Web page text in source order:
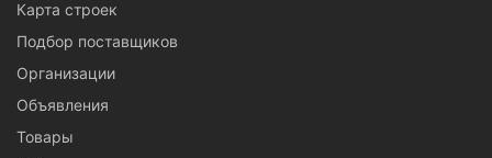
Карта строек
Подбор поставщиков
Организации
Объявления
Товары